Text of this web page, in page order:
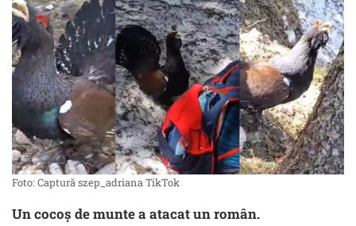
Foto: Captură szep_adriana TikTok
Un cocoș de munte a atacat un român.